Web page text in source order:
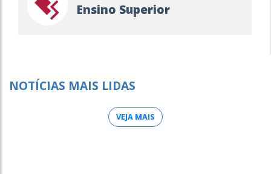
Ensino Superior
NOTÍCIAS MAIS LIDAS
VEJA MAIS